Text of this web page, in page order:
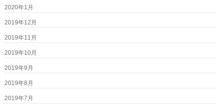
2020年1月
2019年12月
2019年11月
2019年10月
2019年9月
2019年8月
2019年7月